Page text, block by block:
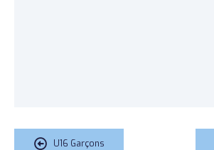
U16 Garçons